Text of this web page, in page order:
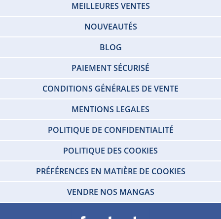
MEILLEURES VENTES
NOUVEAUTÉS
BLOG
PAIEMENT SÉCURISÉ
CONDITIONS GÉNÉRALES DE VENTE
MENTIONS LEGALES
POLITIQUE DE CONFIDENTIALITÉ
POLITIQUE DES COOKIES
PRÉFÉRENCES EN MATIÈRE DE COOKIES
VENDRE NOS MANGAS